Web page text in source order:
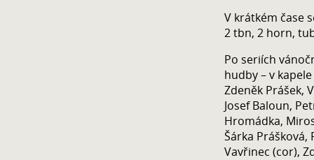
V krátkém čase
2 tbn, 2 horn,
Po seriích
hudby – v
Zdeněk Prášek,
Josef Baloun,
Hromádka,
Šárka Prášková,
Vavřinec (cor),